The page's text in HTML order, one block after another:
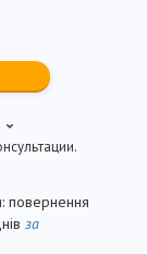
повернення
за